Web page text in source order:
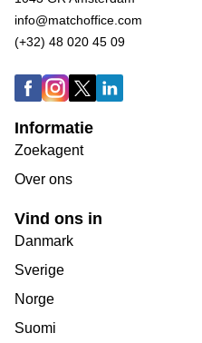
info@matchoffice.com
(+32) 48 020 45 09
Informatie
Zoekagent
Over ons
Vind ons in
Danmark
Sverige
Norge
Suomi